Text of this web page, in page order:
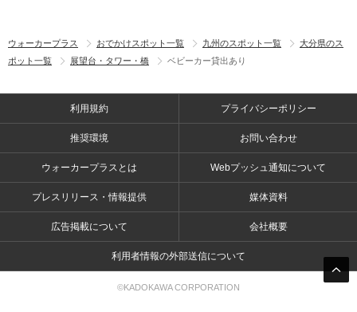
ウォーカープラス おでかけスポット一覧 九州のスポット一覧
大分県のス
ポット一覧
展望台・タワー・橋 ベビーカー貸出あり
利用規約 プライバシーポリシー
推奨環境 お問い合わせ
ウォーカープラスとは Webプッシュ通知について
プレスリリース・情報提供 媒体資料
広告掲載について 会社概要
利用者情報の外部送信について
©KADOKAWA CORPORATION